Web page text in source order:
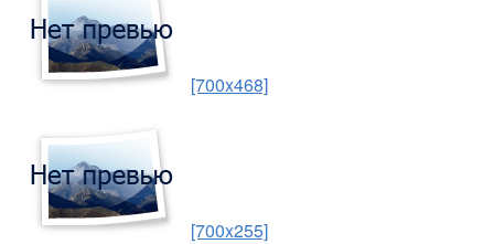
[700x468]
[700x255]